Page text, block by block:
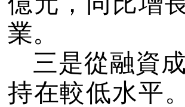
業。
三是從融資
持在較低水平